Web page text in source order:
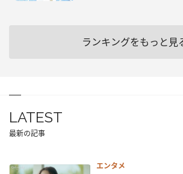
ランキングをもっと見
LATEST
最新の記事
エンタメ